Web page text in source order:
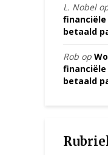
L. Nobel
betaald
Rob op
betaald